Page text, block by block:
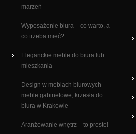
marzeń
Wyposażenie biura – co warto, a
co trzeba mieć?
Eleganckie meble do biura lub
mieszkania
Design w meblach biurowych –
meble gabinetowe, krzesła do
biura w Krakowie
Aranżowanie wnętrz – to proste!